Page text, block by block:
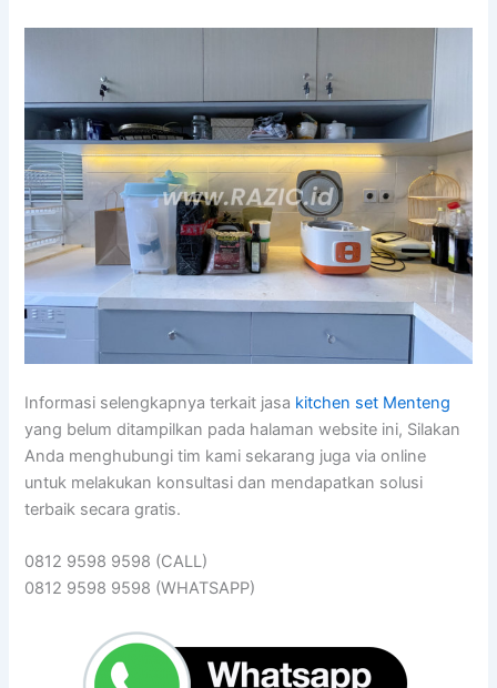
Informasi selengkapnya terkait jasa kitchen set Menteng
yang belum ditampilkan pada halaman website ini, Silakan
Anda menghubungi tim kami sekarang juga via online
untuk melakukan konsultasi dan mendapatkan solusi
terbaik secara gratis.
0812 9598 9598 (CALL)
0812 9598 9598 (WHATSAPP)